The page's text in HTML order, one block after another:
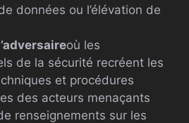
données ou l’élévation de
où les
de la sécurité recréent les
et procédures
des acteurs menaçants
renseignements sur les